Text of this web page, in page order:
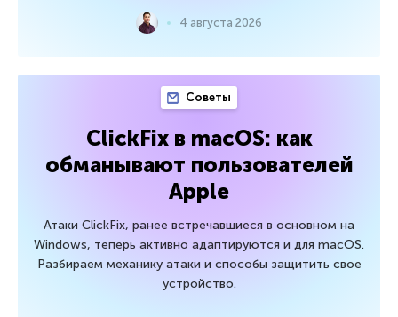
4 августа 2026
Советы
ClickFix в macOS: как
обманывают пользователей
Apple
Атаки ClickFix, ранее встречавшиеся в основном на
Windows, теперь активно адаптируются и для macOS.
Разбираем механику атаки и способы защитить свое
устройство.